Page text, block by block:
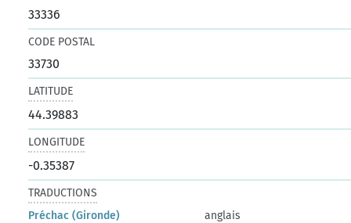
33336
CODE POSTAL
33730
LATITUDE
44.39883
LONGITUDE
-0.35387
TRADUCTIONS
Préchac (Gironde)
anglais